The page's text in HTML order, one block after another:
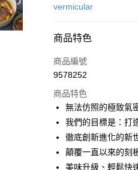
信用卡一次付款
合作金庫商業銀行
華南商業銀行
上海商業儲蓄銀行
國泰世華商業銀行
臺灣中小企業銀行
聯邦商業銀行
元大商業銀行
玉山商業銀行
6 期 0 利率 每期
華南商業銀行
上海商業儲蓄銀行
國泰世華商業銀行
臺灣中小企業銀行
匯豐（台灣）商業銀
即享券
LINE Pay
Apple Pay
街口支付
vermicular
商品特色
商品編號
9578252
商品特色
無法仿照的極致氣
我們的目標是：打
徹底創新進化的新
顛覆一直以來的刻
美味升級、輕鬆快